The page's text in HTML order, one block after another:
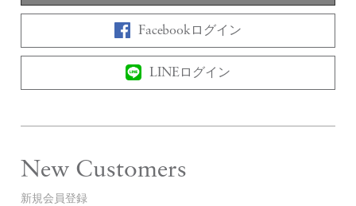
Facebookログイン
LINEログイン
New Customers
新規会員登録